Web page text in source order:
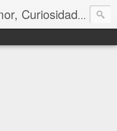
FIRME NA PAÇOCA | Humor, Curiosidades, Tutoriais e Muito mais